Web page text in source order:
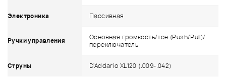
Электроника Пассивная
Ручки управления
Основная громкость/тон (Push/Pull)/
переключатель
Струны D'Addario XL120 (.009-.042)